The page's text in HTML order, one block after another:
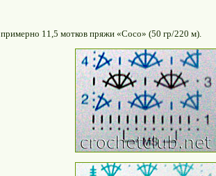
примерно 11,5 мотков пряжи «Сосо» (50 гр/220 м).